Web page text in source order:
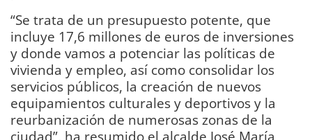
“Se trata de un presupuesto potente, que
incluye 17,6 millones de euros de inversiones
y donde vamos a potenciar las políticas de
vivienda y empleo, así como consolidar los
servicios públicos, la creación de nuevos
equipamientos culturales y deportivos y la
reurbanización de numerosas zonas de la
ciudad”, ha resumido el alcalde José María